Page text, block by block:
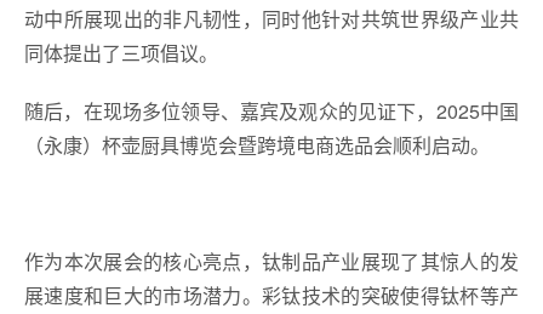
动中所展现出的非凡韧性，同时他针对共筑世界级产业共
同体提出了三项倡议。
随后，在现场多位领导、嘉宾及观众的见证下，2025中国
（永康）杯壶厨具博览会暨跨境电商选品会顺利启动。
作为本次展会的核心亮点，钛制品产业展现了其惊人的发
展速度和巨大的市场潜力。彩钛技术的突破使得钛杯等产